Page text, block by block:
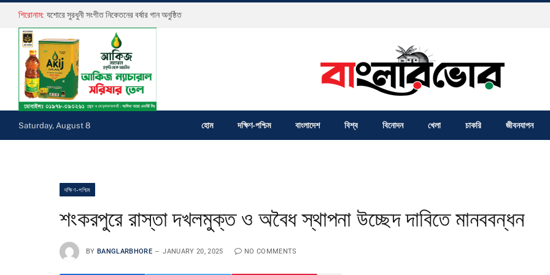
শিরোনাম: যশোরে সুরধুনী সংগীত নিকেতনের বর্ষার গান অনুষ্ঠিত
Saturday, August 8 হোম দক্ষিণ-পশ্চিম বাংলাদেশ বিশ্ব বিনোদন খেলা চাকরি জীবনযাপন
দক্ষিণ-পশ্চিম
শংকরপুরে রাস্তা দখলমুক্ত ও অবৈধ স্থাপনা উচ্ছেদ দাবিতে মানববন্ধন
BY BANGLARBHORE JANUARY 20, 2025 NO COMMENTS